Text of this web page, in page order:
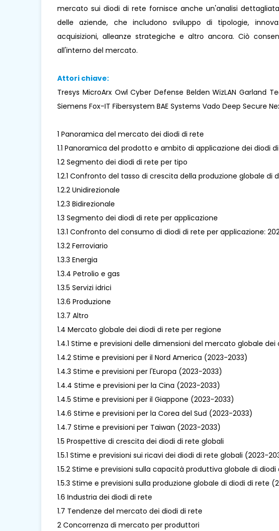
mercato sui diodi di rete fornisce anche un'analisi
delle aziende, che includono sviluppo di tipologie,
acquisizioni, alleanze strategiche e altro ancora. Ciò
all'interno del mercato.
Attori chiave:
Tresys MicroArx Owl Cyber ​​Defense Belden WizLAN Garland
Siemens Fox-IT Fibersystem BAE Systems Vado Deep Secure
1 Panoramica del mercato dei diodi di rete
1.1 Panoramica del prodotto e ambito di applicazione dei diodi
1.2 Segmento dei diodi di rete per tipo
1.2.1 Confronto del tasso di crescita della produzione globale di
1.2.2 Unidirezionale
1.2.3 Bidirezionale
1.3 Segmento dei diodi di rete per applicazione
1.3.1 Confronto del consumo di diodi di rete per applicazione:
1.3.2 Ferroviario
1.3.3 Energia
1.3.4 Petrolio e gas
1.3.5 Servizi idrici
1.3.6 Produzione
1.3.7 Altro
1.4 Mercato globale dei diodi di rete per regione
1.4.1 Stime e previsioni delle dimensioni del mercato globale
1.4.2 Stime e previsioni per il Nord America (2023-2033)
1.4.3 Stime e previsioni per l'Europa (2023-2033)
1.4.4 Stime e previsioni per la Cina (2023-2033)
1.4.5 Stime e previsioni per il Giappone (2023-2033)
1.4.6 Stime e previsioni per la Corea del Sud (2023-2033)
1.4.7 Stime e previsioni per Taiwan (2023-2033)
1.5 Prospettive di crescita dei diodi di rete globali
1.5.1 Stime e previsioni sui ricavi dei diodi di rete globali (2023-
1.5.2 Stime e previsioni sulla capacità produttiva globale di
1.5.3 Stime e previsioni sulla produzione globale di diodi di rete
1.6 Industria dei diodi di rete
1.7 Tendenze del mercato dei diodi di rete
2 Concorrenza di mercato per produttori